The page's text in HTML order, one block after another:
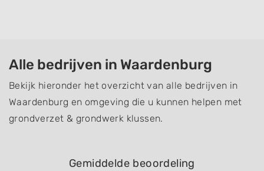
Alle bedrijven in Waardenburg
Bekijk hieronder het overzicht van alle bedrijven in
Waardenburg en omgeving die u kunnen helpen met
grondverzet & grondwerk klussen.
Gemiddelde beoordeling